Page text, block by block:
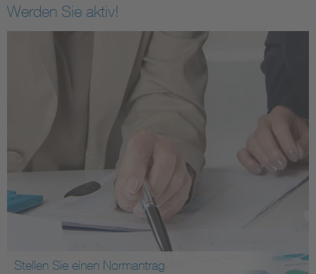
Werden Sie aktiv!
Stellen Sie einen Normantrag